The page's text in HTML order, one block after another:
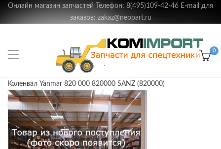
Онлайн магазин запчастей Телефон: 8(495)109-42-46 E-mail для
заказов: zakaz@neopart.ru
0
Коленвал Yanmar 820 000 820000 SANZ (820000)